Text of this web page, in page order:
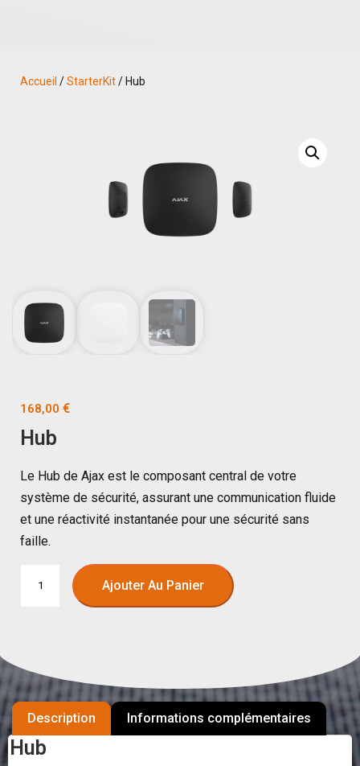
Accueil /StarterKit/ Hub
168,00 €
Hub
Le Hub de Ajax est le composant central de votre
système de sécurité, assurant une communication fluide
et une réactivité instantanée pour une sécurité sans
faille.
Ajouter Au Panier
Description Informations complémentaires
Hub